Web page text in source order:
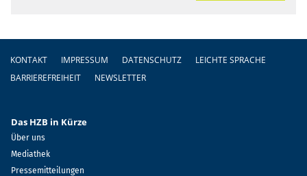
Fußzeile
KONTAKT IMPRESSUM DATENSCHUTZ
LEICHTE SPRACHE
BARRIEREFREIHEIT
NEWSLETTER
Das HZB in Kürze
Über uns
Mediathek
Pressemitteilungen